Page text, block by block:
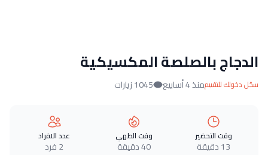
الدجاج بالصلصة المكسيكية
سجّل دخولك للتقييممنذ 4 أسابيع 1045 زيارات
وقت التحضير
13 دقيقة
وقت الطهي
40 دقيقة
عدد الافراد
2 فرد